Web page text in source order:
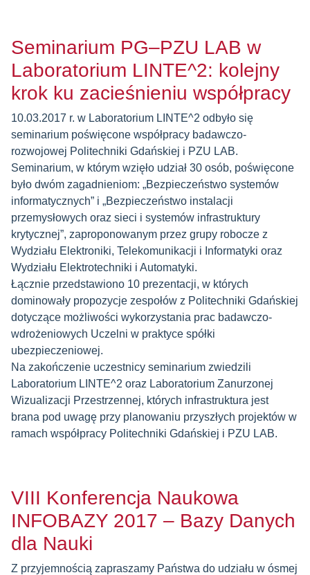
Seminarium PG–PZU LAB w
Laboratorium LINTE^2: kolejny
krok ku zacieśnieniu współpracy
10.03.2017 r. w Laboratorium LINTE^2 odbyło się
seminarium poświęcone współpracy badawczo-
rozwojowej Politechniki Gdańskiej i PZU LAB.
Seminarium, w którym wzięło udział 30 osób, poświęcone
było dwóm zagadnieniom: „Bezpieczeństwo systemów
informatycznych” i „Bezpieczeństwo instalacji
przemysłowych oraz sieci i systemów infrastruktury
krytycznej”, zaproponowanym przez grupy robocze z
Wydziału Elektroniki, Telekomunikacji i Informatyki oraz
Wydziału Elektrotechniki i Automatyki.
Łącznie przedstawiono 10 prezentacji, w których
dominowały propozycje zespołów z Politechniki Gdańskiej
dotyczące możliwości wykorzystania prac badawczo-
wdrożeniowych Uczelni w praktyce spółki
ubezpieczeniowej.
Na zakończenie uczestnicy seminarium zwiedzili
Laboratorium LINTE^2 oraz Laboratorium Zanurzonej
Wizualizacji Przestrzennej, których infrastruktura jest
brana pod uwagę przy planowaniu przyszłych projektów w
ramach współpracy Politechniki Gdańskiej i PZU LAB.
VIII Konferencja Naukowa
INFOBAZY 2017 – Bazy Danych
dla Nauki
Z przyjemnością zapraszamy Państwa do udziału w ósmej